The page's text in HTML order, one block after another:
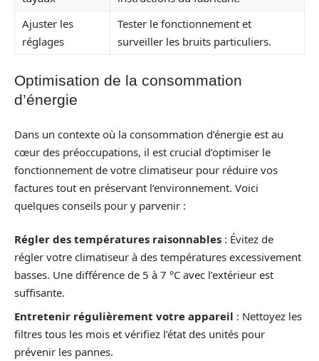
Ajuster les
réglages
Tester le fonctionnement et
surveiller les bruits particuliers.
Optimisation de la consommation
d’énergie
Dans un contexte où la consommation d’énergie est au
cœur des préoccupations, il est crucial d’optimiser le
fonctionnement de votre climatiseur pour réduire vos
factures tout en préservant l’environnement. Voici
quelques conseils pour y parvenir :
Régler des températures raisonnables : Évitez de
régler votre climatiseur à des températures excessivement
basses. Une différence de 5 à 7 °C avec l’extérieur est
suffisante.
Entretenir régulièrement votre appareil : Nettoyez les
filtres tous les mois et vérifiez l’état des unités pour
prévenir les pannes.